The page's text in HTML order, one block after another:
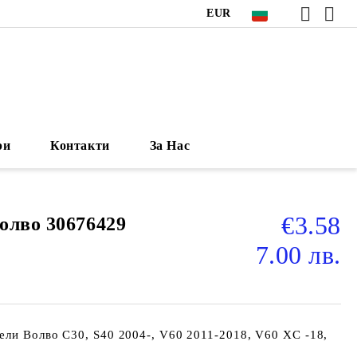
EUR
Контакти За Нас
30676429
€3.58
7.00 лв.
Волво C30, S40 2004-, V60 2011-2018, V60 XC -18,